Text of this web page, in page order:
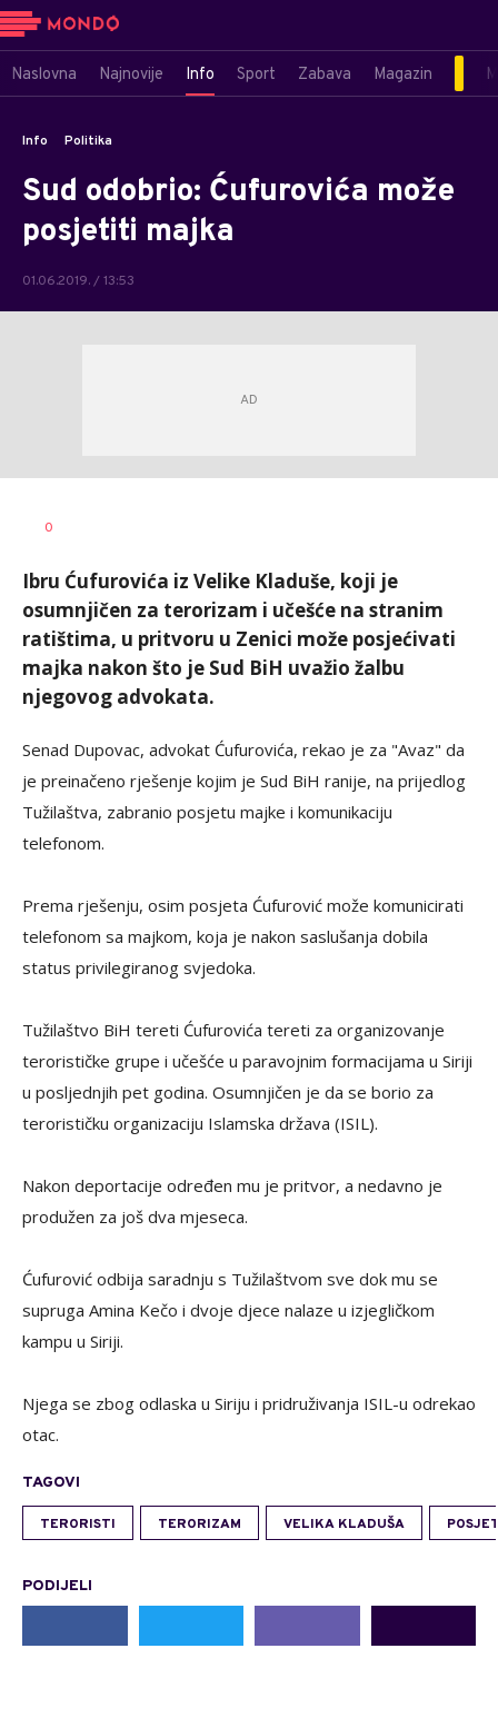
Naslovna Najnovije Info Sport Zabava Magazin
Info Politika
Sud odobrio: Ćufurovića može
posjetiti majka
01.06.2019. / 13:53
AUTOR
0
Ibru Ćufurovića iz Velike Kladuše, koji je
osumnjičen za terorizam i učešće na stranim
ratištima, u pritvoru u Zenici može posjećivati
majka nakon što je Sud BiH uvažio žalbu
njegovog advokata.
Senad Dupovac, advokat Ćufurovića, rekao je za "Avaz" da
je preinačeno rješenje kojim je Sud BiH ranije, na prijedlog
Tužilaštva, zabranio posjetu majke i komunikaciju
telefonom.
Prema rješenju, osim posjeta Ćufurović može komunicirati
telefonom sa majkom, koja je nakon saslušanja dobila
status privilegiranog svjedoka.
Tužilaštvo BiH tereti Ćufurovića tereti za organizovanje
terorističke grupe i učešće u paravojnim formacijama u Siriji
u posljednjih pet godina. Osumnjičen je da se borio za
terorističku organizaciju Islamska država (ISIL).
Nakon deportacije određen mu je pritvor, a nedavno je
produžen za još dva mjeseca.
Ćufurović odbija saradnju s Tužilaštvom sve dok mu se
supruga Amina Kečo i dvoje djece nalaze u izjegličkom
kampu u Siriji.
Njega se zbog odlaska u Siriju i pridruživanja ISIL-u odrekao
otac.
TAGOVI
TERORISTI TERORIZAM VELIKA KLADUŠA
PODIJELI